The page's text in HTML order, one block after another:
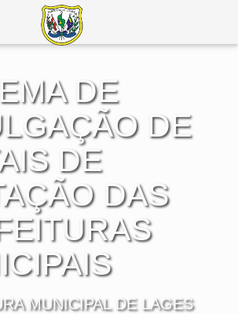
DE
DE
DE
DAS
MUNICIPAL DE LAGES